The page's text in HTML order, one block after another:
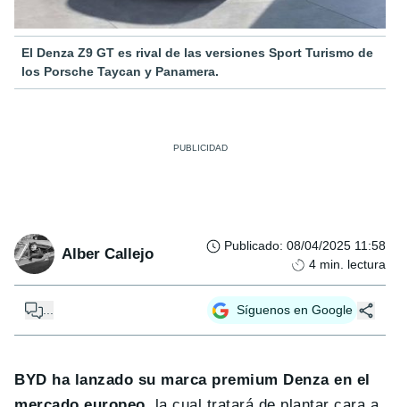
El Denza Z9 GT es rival de las versiones Sport Turismo de
los Porsche Taycan y Panamera.
Alber Callejo Publicado: 08/04/2025 11:58
4 min. lectura
... Síguenos en Google
BYD ha lanzado su marca premium Denza en el